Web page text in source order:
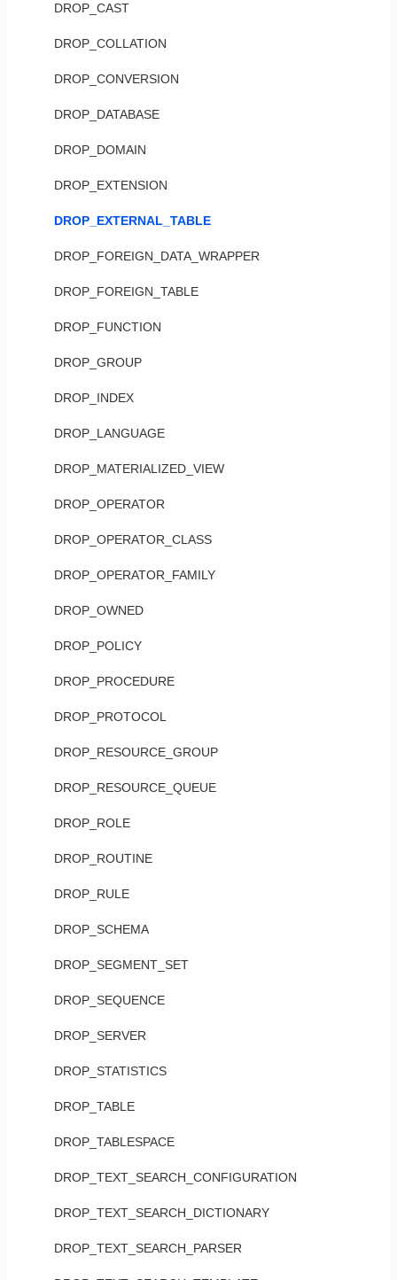
DROP_CAST
DROP_COLLATION
DROP_CONVERSION
DROP_DATABASE
DROP_DOMAIN
DROP_EXTENSION
DROP_EXTERNAL_TABLE
DROP_FOREIGN_DATA_WRAPPER
DROP_FOREIGN_TABLE
DROP_FUNCTION
DROP_GROUP
DROP_INDEX
DROP_LANGUAGE
DROP_MATERIALIZED_VIEW
DROP_OPERATOR
DROP_OPERATOR_CLASS
DROP_OPERATOR_FAMILY
DROP_OWNED
DROP_POLICY
DROP_PROCEDURE
DROP_PROTOCOL
DROP_RESOURCE_GROUP
DROP_RESOURCE_QUEUE
DROP_ROLE
DROP_ROUTINE
DROP_RULE
DROP_SCHEMA
DROP_SEGMENT_SET
DROP_SEQUENCE
DROP_SERVER
DROP_STATISTICS
DROP_TABLE
DROP_TABLESPACE
DROP_TEXT_SEARCH_CONFIGURATION
DROP_TEXT_SEARCH_DICTIONARY
DROP_TEXT_SEARCH_PARSER